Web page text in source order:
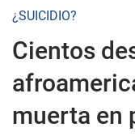
¿SUICIDIO?
Cientos
muerta en